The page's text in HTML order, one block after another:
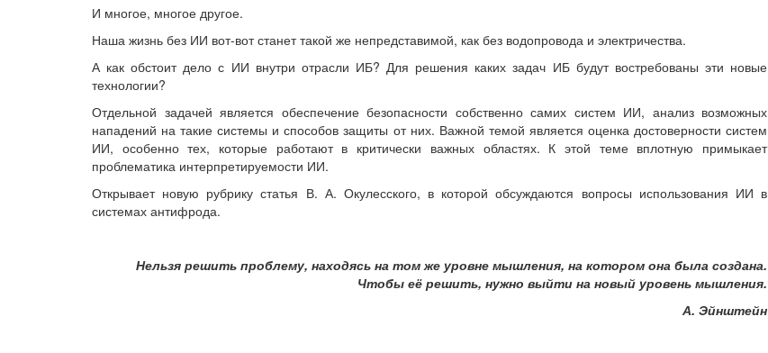
И многое, многое другое.
Наша жизнь без ИИ вот-вот станет такой же непредставимой, как без водопровода и электричества.
А как обстоит дело с ИИ внутри отрасли ИБ? Для решения каких задач ИБ будут востребованы эти новые
технологии?
Отдельной задачей является обеспечение безопасности собственно самих систем ИИ, анализ возможных
нападений на такие системы и способов защиты от них. Важной темой является оценка достоверности систем
ИИ, особенно тех, которые работают в критически важных областях. К этой теме вплотную примыкает
проблематика интерпретируемости ИИ.
Открывает новую рубрику статья В. А. Окулесского, в которой обсуждаются вопросы использования ИИ в
системах антифрода.
Нельзя решить проблему, находясь на том же уровне мышления, на котором она была создана.
Чтобы её решить, нужно выйти на новый уровень мышления.
А. Эйнштейн